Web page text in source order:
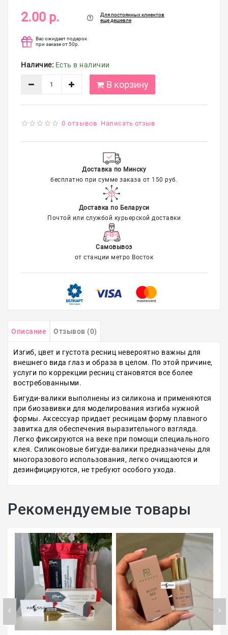
Распродажа
2.00 р.
Для постоянных клиентов
еще дешевле
Вас ожидает подарок
при заказе от 50р.
Наличие: Есть в наличии
В корзину
0 отзывов Написать отзыв
Доставка по Минску
бесплатно при сумме заказа от 150 руб.
Доставка по Беларуси
Почтой или службой курьерской доставки
Самовывоз
от станции метро Восток
Описание Отзывов (0)
Изгиб, цвет и густота ресниц невероятно важны для
внешнего вида глаз и образа в целом. По этой причине,
услуги по коррекции ресниц становятся все более
востребованными.
Бигуди-валики выполнены из силикона и применяются
при биозавивки для моделирования изгиба нужной
формы. Аксессуар придает ресницам форму плавного
завитка для обеспечения выразительного взгляда.
Легко фиксируются на веке при помощи специального
клея. Силиконовые бигуди-валики предназначены для
многоразового использования, легко очищаются и
дезинфицируются, не требуют особого ухода.
Рекомендуемые товары